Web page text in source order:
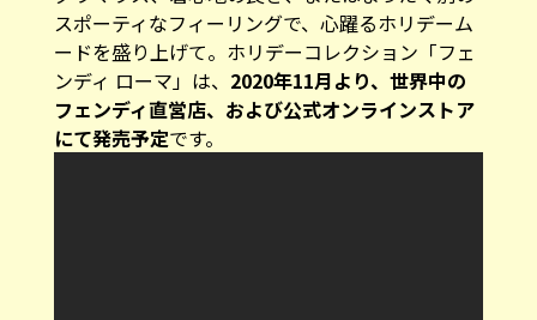
スポーティなフィーリングで、心躍るホリデーム
ードを盛り上げて。ホリデーコレクション「フェ
ンディ ローマ」は、 2020年11月より、世界中の
フェンディ直営店、および公式オンラインストア
にて発売予定です。